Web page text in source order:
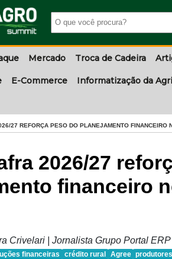
Mercado Troca de Cadeira
E-Commerce Informatização da
27 REFORÇA PESO DO PLANEJAMENTO FINANCEIRO
2026/27
financeiro
Crivelari | Jornalista Grupo Portal ERP
financeiras crédito rural Agree